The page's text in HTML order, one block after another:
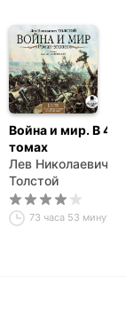
Война и мир. В 4-х
томах
Лев Николаевич
Толстой
73 часа 53 минуты